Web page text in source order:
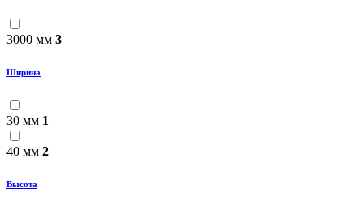
3000 мм 3
Ширина
30 мм 1
40 мм 2
Высота